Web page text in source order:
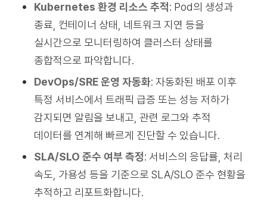
Kubernetes 환경 리소스 추적: Pod의 생성과
종료, 컨테이너 상태, 네트워크 지연 등을
실시간으로 모니터링하여 클러스터 상태를
종합적으로 파악합니다.
DevOps/SRE 운영 자동화: 자동화된 배포 이후
특정 서비스에서 트래픽 급증 또는 성능 저하가
감지되면 알림을 보내고, 관련 로그와 추적
데이터를 연계해 빠르게 진단할 수 있습니다.
SLA/SLO 준수 여부 측정: 서비스의 응답률, 처리
속도, 가용성 등을 기준으로 SLA/SLO 준수 현황을
추적하고 리포트화합니다.